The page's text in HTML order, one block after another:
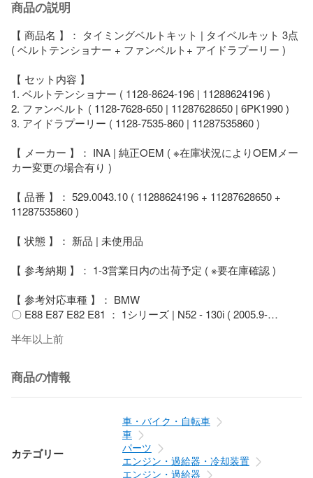
商品の説明
【 商品名 】： タイミングベルトキット | タイベルキット 3点
( ベルトテンショナー + ファンベルト+ アイドラプーリー )
【 セット内容 】
1. ベルトテンショナー ( 1128-8624-196 | 11288624196 )
2. ファンベルト ( 1128-7628-650 | 11287628650 | 6PK1990 )
3. アイドラプーリー ( 1128-7535-860 | 11287535860 )
【 メーカー 】： INA | 純正OEM ( ※在庫状況によりOEMメー
カー変更の場合有り )
【 品番 】： 529.0043.10 ( 11288624196 + 11287628650 +
11287535860 )
【 状態 】： 新品 | 未使用品
【 参考納期 】： 1-3営業日内の出荷予定 ( ※要在庫確認 )
【 参考対応車種 】： BMW
〇 E88 E87 E82 E81 ： 1シリーズ | N52 - 130i ( 2005.9-
〇 E90 E91 E92 E93 ： 3シリーズ | N53 N53 - 323i 325i 330i (
〇 E60 E61 ： 5シリーズ | N52 - 525i 530i ( 2003.7-2010.12 )
〇 E63 E64 ： 6シリーズ | N52 - 630i ( 2004.9-2010.8 )
〇 E84 ： X1 | N52 - xDrive25i ( 2009.9-2011.8 )
〇 E83 ： X3 | N52 - 2.5si 3.0si xDrive25i xDrive30i ( 2006.8-
〇 E70 ： X5 | N52 - 3.0si xDrive30i ( 2006.10-2010.3 )
〇 E85 E86 ： Z4 クーペ ロードスター | N52 - 2.5i 3.0si (
半年以上前
商品の情報
カテゴリー
車・バイク・自転車
車
パーツ
エンジン・過給器・冷却装置
エンジン・過給器